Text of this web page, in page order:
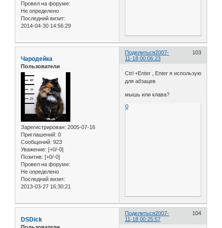
Провел на форуме:
Не определено
Последний визит:
2014-04-30 14:56:29
Поделиться 103
2007-
11-18 00:06:23
Чародейка
Пользователи
Зарегистрирован: 2005-07-16
Приглашений: 0
Сообщений: 923
Уважение: [+0/-0]
Позитив: [+0/-0]
Провел на форуме:
Не определено
Последний визит:
2013-03-27 16:30:21
Ctrl +Enter , Enter я использую
для абзацев
мышь или клава?
0
Поделиться 104
2007-
11-18 00:25:57
DSDick